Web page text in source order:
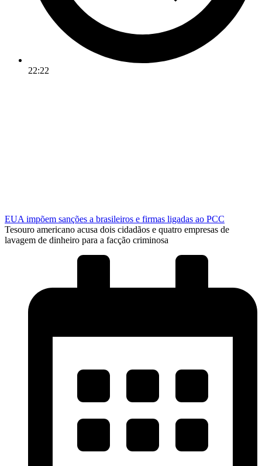
22:22
EUA impõem sanções a brasileiros e firmas ligadas ao PCC
Tesouro americano acusa dois cidadãos e quatro empresas de
lavagem de dinheiro para a facção criminosa